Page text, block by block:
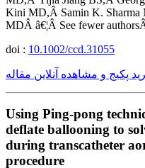
Kini MD,Â Samin K. Sharma
MDÂ â€¦Â See fewer
doi : 10.1002/ccd.31055
پکیج و مشاهده آنلاین مقاله
Using Ping-pong
deflate ballooning to
during transcatheter
procedure